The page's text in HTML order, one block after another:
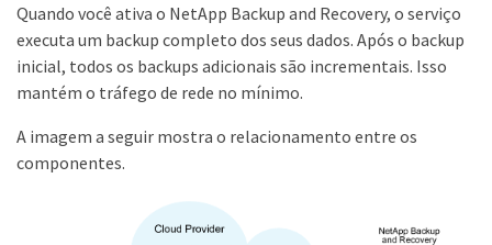
Quando você ativa o NetApp Backup and Recovery, o serviço
executa um backup completo dos seus dados. Após o backup
inicial, todos os backups adicionais são incrementais. Isso
mantém o tráfego de rede no mínimo.
A imagem a seguir mostra o relacionamento entre os
componentes.